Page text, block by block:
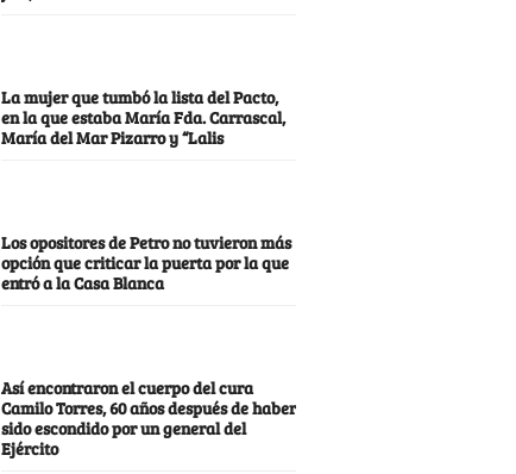
La mujer que tumbó la lista del Pacto,
en la que estaba María Fda. Carrascal,
María del Mar Pizarro y “Lalis
Los opositores de Petro no tuvieron más
opción que criticar la puerta por la que
entró a la Casa Blanca
Así encontraron el cuerpo del cura
Camilo Torres, 60 años después de haber
sido escondido por un general del
Ejército